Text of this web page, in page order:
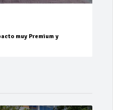
muy Premium y